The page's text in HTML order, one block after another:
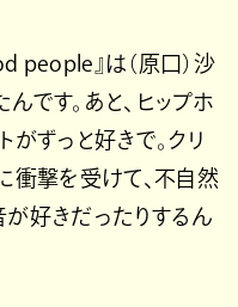
people』は（原口）沙
です。あと、ヒップホ
がずっと好きで。クリ
衝撃を受けて、不自然
好きだったりするん